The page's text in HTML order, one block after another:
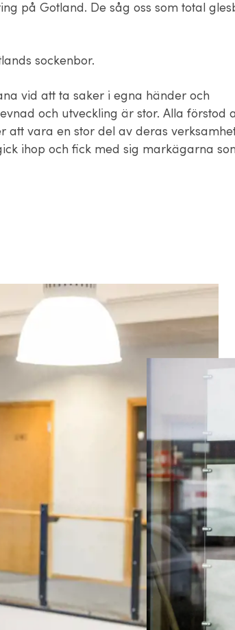
på Gotland. De såg oss som total
sockenbor.
vid att ta saker i egna händer och
och utveckling är stor. Alla förstod
att vara en stor del av deras
ihop och fick med sig markägarna